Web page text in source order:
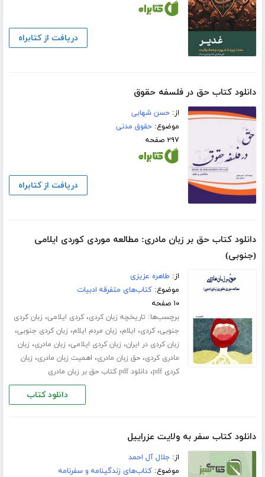
دریافت از کتابراه
دانلود کتاب حق در فلسفه حقوق
از:حسن شهابی
موضوع:حقوق مدنی
۲۹۷ صفحه
دریافت از کتابراه
دانلود کتاب حق بر زبان مادری: مطالعه موردی کوردی ایلامی
(جنوبی)
از: طاهره عزیزی
موضوع:کتاب‌های متفرقه ادبیات
۱۰ صفحه
برچسب‌ها: تاریخچه زبان کردی،کردی ایلامی، زبان کردی
جنوبی،کردی، ایلام، زبان مردم ایلام، زبان کردی جنوبی،
زبان کردی در ایران، زبان کردی ایلامی، زبان مادری، زبان
مادری کردی،حق زبان مادری، اهمیت زبان مادری، زبان
کردی pdf
،دانلود pdf کتاب حق بر زبان مادری
دانلود کتاب
دانلود کتاب سفر به ولایت عزراییل
از:جلال آل احمد
موضوع:کتاب‌های زندگینامه و سفرنامه